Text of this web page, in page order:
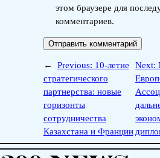
этом браузере для
комментариев.
← Previous: 10-летие
стратегического
партнерства: новые
горизонты
сотрудничества
Казахстана и Франции
Next: